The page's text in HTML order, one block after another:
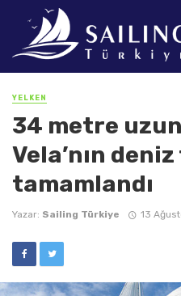
YELKEN
34 metre
Vela’nın
tamamlandı
Yazar: Sailing Türkiye 13